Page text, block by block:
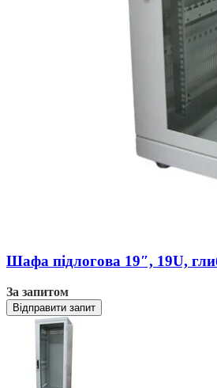
Шафа підлогова 19″, 19U,
За запитом
Відправити запит